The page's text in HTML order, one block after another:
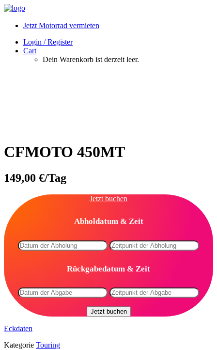
Jetzt Motorrad vermieten
Login / Register
Cart
Dein Warenkorb ist derzeit leer.
CFMOTO 450MT
149,00 €/Tag
Jetzt buchen
Abholdatum & Zeit
Rückgabedatum & Zeit
Jetzt buchen
Eckdaten
Kategorie Touring